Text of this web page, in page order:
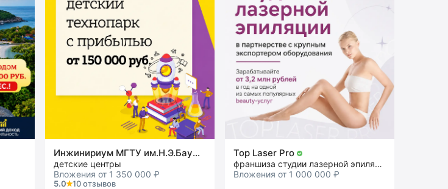
Инжинириум МГТУ им.Н.Э.Баумана
детские центры
Вложения от 1 350 000 ₽
5.0
10 отзывов
Top Laser Pro
франшиза студии лазерной эпиляции
Вложения от 1 000 000 ₽